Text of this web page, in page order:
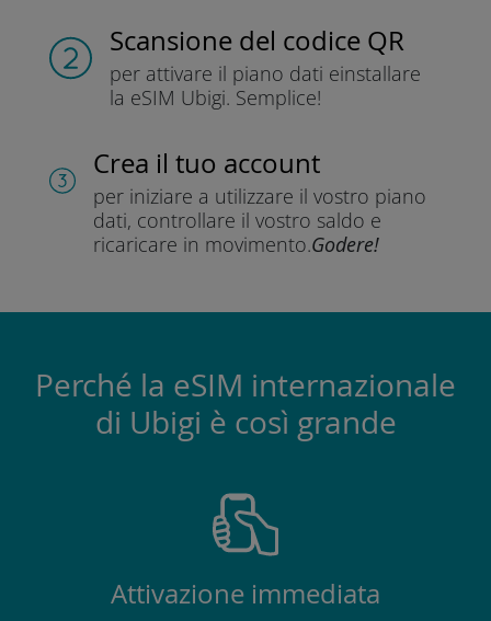
Scansione del codice QR
per attivare il piano dati einstallare
la eSIM Ubigi. Semplice!
Crea il tuo account
per iniziare a utilizzare il vostro piano
dati, controllare il vostro saldo e
ricaricare in movimento.Godere!
Perché la eSIM internazionale
di Ubigi è così grande
Attivazione immediata